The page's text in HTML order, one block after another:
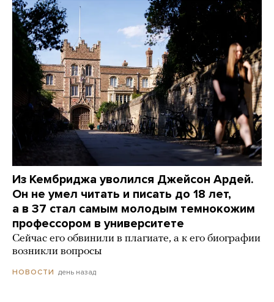
Из Кембриджа уволился Джейсон Ардей.
Он не умел читать и писать до 18 лет,
а в 37 стал самым молодым темнокожим
профессором в университете
Сейчас его обвинили в плагиате, а к его биографии
возникли вопросы
НОВОСТИ день назад